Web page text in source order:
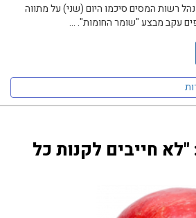
רשות המסים סיכמו היום (שני) על מתווה
עקב מבצע "שומר החומות". ...
חייבים לקנות כל